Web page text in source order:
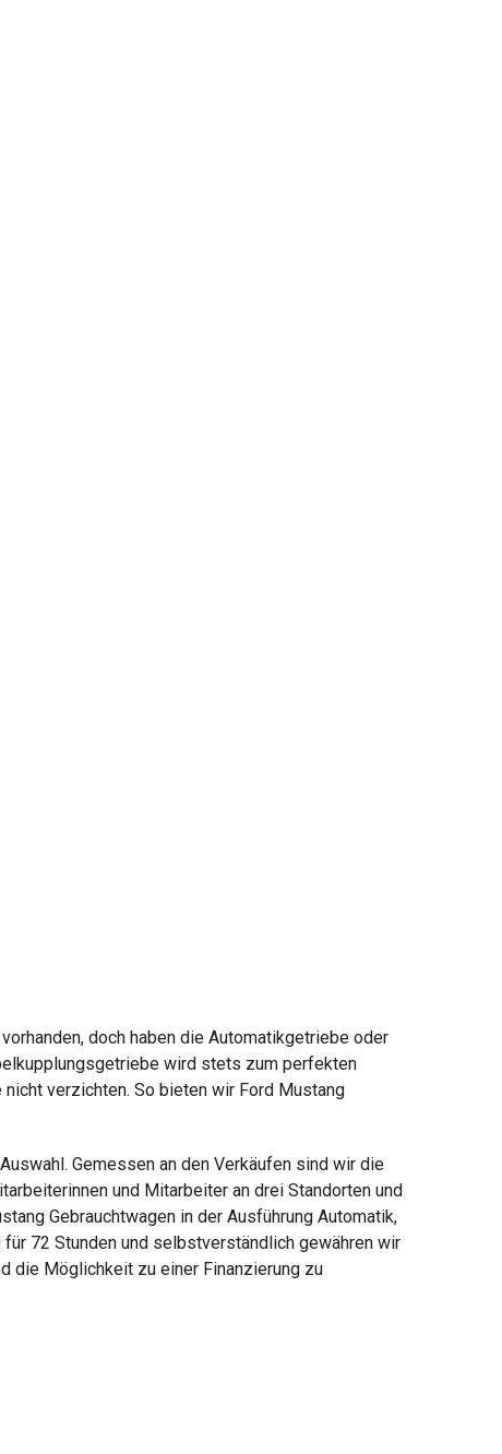
doch haben die Automatikgetriebe oder
wird stets zum perfekten
verzichten. So bieten wir Ford Mustang
Gemessen an den Verkäufen sind wir die
und Mitarbeiter an drei Standorten und
Gebrauchtwagen in der Ausführung Automatik,
72 Stunden und selbstverständlich gewähren wir
die Möglichkeit zu einer Finanzierung zu